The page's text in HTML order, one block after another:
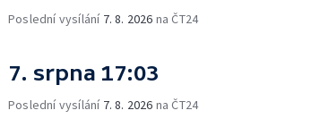
Poslední vysílání 7. 8. 2026 na ČT24
7. srpna 17:03
Poslední vysílání 7. 8. 2026 na ČT24